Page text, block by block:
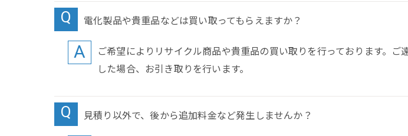
電化製品や貴重品などは買い取ってもらえますか？
ご希望によりリサイクル商品や貴重品の買い取りを行っております。
した場合、お引き取りを行います。
見積り以外で、後から追加料金など発生しませんか？